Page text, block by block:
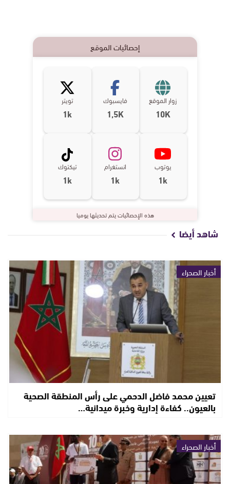
إحصائيات الموقع
زوار الموقع
10K
فايسبوك
1,5K
تويتر
1k
يوتوب
1k
انستغرام
1k
تيكتوك
1k
هذه الإحصائيات يتم تحديثها يوميا
شاهد أيضا
أخبار الصحراء
تعيين محمد فاضل الدحمي على رأس المنطقة الصحية
بالعيون.. كفاءة إدارية وخبرة ميدانية…
أخبار الصحراء